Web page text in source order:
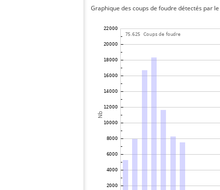
Graphique des coups de foudre détectés par